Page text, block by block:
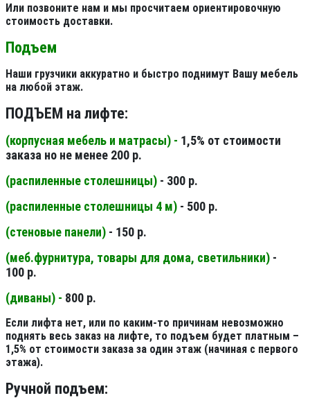
Или позвоните нам и мы просчитаем ориентировочную
стоимость доставки.
Подъем
Наши грузчики аккуратно и быстро поднимут Вашу мебель
на любой этаж.
ПОДЪЕМ на лифте:
(корпусная мебель и матрасы) - 1,5% от стоимости
заказа но не менее 200 р.
(распиленные столешницы) - 300 р.
(распиленные столешницы 4 м) - 500 р.
(стеновые панели) - 150 р.
(меб.фурнитура, товары для дома, светильники) -
100 р.
(диваны) - 800 р.
Если лифта нет, или по каким-то причинам невозможно
поднять весь заказ на лифте, то подъем будет платным –
1,5% от стоимости заказа за один этаж (начиная с первого
этажа).
Ручной подъем: